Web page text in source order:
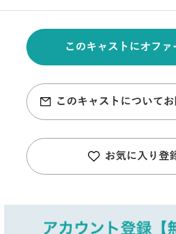
このキャストにオファ
このキャストについて
お気に入り登